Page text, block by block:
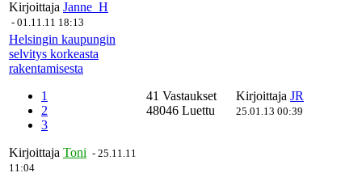
Kirjoittaja Janne_H
- 01.11.11 18:13
Helsingin kaupungin
selvitys korkeasta
rakentamisesta
1
2
3
Kirjoittaja Toni - 25.11.11
11:04
41 Vastaukset
48046 Luettu
Kirjoittaja JR
25.01.13 00:39